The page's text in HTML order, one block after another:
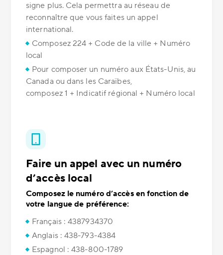
signe plus. Cela permettra au réseau de
reconnaître que vous faites un appel
international.
Composez 224 + Code de la ville + Numéro
local
Pour composer un numéro aux États-Unis, au
Canada ou dans les Caraïbes,
composez 1 + Indicatif régional + Numéro local
Faire un appel avec un numéro
d’accès local
Composez le numéro d’accès en fonction de
votre langue de préférence:
Français : 4387934370
Anglais : 438-793-4384
Espagnol : 438-800-1789